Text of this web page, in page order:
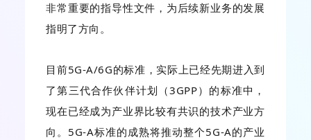
非常重要的指导性文件，为后续新业务的发展
指明了方向。
目前5G-A/6G的标准，实际上已经先期进入到
了第三代合作伙伴计划（3GPP）的标准中，
现在已经成为产业界比较有共识的技术产业方
向。5G-A标准的成熟将推动整个5G-A的产业